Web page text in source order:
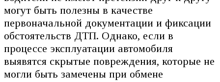
могут быть полезны в качестве
первоначальной документации и фиксации
обстоятельств ДТП. Однако, если в
процессе эксплуатации автомобиля
выявятся скрытые повреждения, которые не
могли быть замечены при обмене